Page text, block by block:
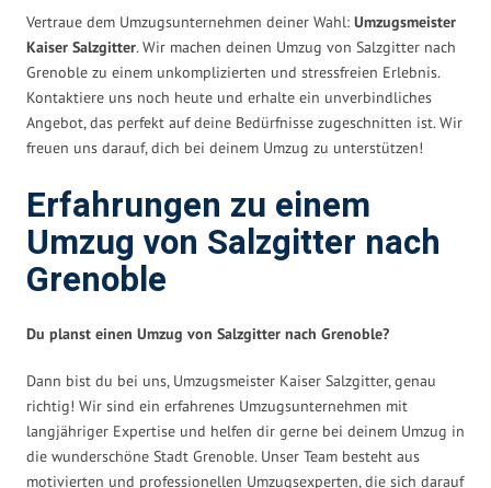
Vertraue dem Umzugsunternehmen deiner Wahl: Umzugsmeister
Kaiser Salzgitter. Wir machen deinen Umzug von Salzgitter nach
Grenoble zu einem unkomplizierten und stressfreien Erlebnis.
Kontaktiere uns noch heute und erhalte ein unverbindliches
Angebot, das perfekt auf deine Bedürfnisse zugeschnitten ist. Wir
freuen uns darauf, dich bei deinem Umzug zu unterstützen!
Erfahrungen zu einem
Umzug von Salzgitter nach
Grenoble
Du planst einen Umzug von Salzgitter nach Grenoble?
Dann bist du bei uns, Umzugsmeister Kaiser Salzgitter, genau
richtig! Wir sind ein erfahrenes Umzugsunternehmen mit
langjähriger Expertise und helfen dir gerne bei deinem Umzug in
die wunderschöne Stadt Grenoble. Unser Team besteht aus
motivierten und professionellen Umzugsexperten, die sich darauf